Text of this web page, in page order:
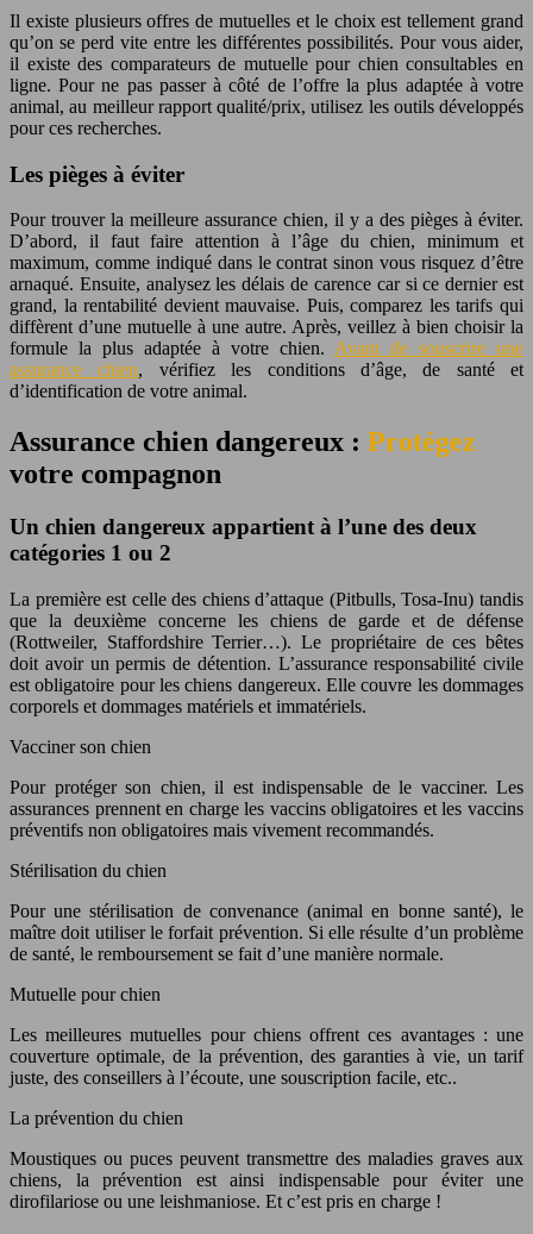
Il existe plusieurs offres de mutuelles et le choix est tellement grand
qu’on se perd vite entre les différentes possibilités. Pour vous aider,
il existe des comparateurs de mutuelle pour chien consultables en
ligne. Pour ne pas passer à côté de l’offre la plus adaptée à votre
animal, au meilleur rapport qualité/prix, utilisez les outils développés
pour ces recherches.
Les pièges à éviter
Pour trouver la meilleure assurance chien, il y a des pièges à éviter.
D’abord, il faut faire attention à l’âge du chien, minimum et
maximum, comme indiqué dans le contrat sinon vous risquez d’être
arnaqué. Ensuite, analysez les délais de carence car si ce dernier est
grand, la rentabilité devient mauvaise. Puis, comparez les tarifs qui
diffèrent d’une mutuelle à une autre. Après, veillez à bien choisir la
formule la plus adaptée à votre chien. Avant de souscrire une
assurance chien, vérifiez les conditions d’âge, de santé et
d’identification de votre animal.
Assurance chien dangereux : Protégez
votre compagnon
Un chien dangereux appartient à l’une des deux
catégories 1 ou 2
La première est celle des chiens d’attaque (Pitbulls, Tosa-Inu) tandis
que la deuxième concerne les chiens de garde et de défense
(Rottweiler, Staffordshire Terrier…). Le propriétaire de ces bêtes
doit avoir un permis de détention. L’assurance responsabilité civile
est obligatoire pour les chiens dangereux. Elle couvre les dommages
corporels et dommages matériels et immatériels.
Vacciner son chien
Pour protéger son chien, il est indispensable de le vacciner. Les
assurances prennent en charge les vaccins obligatoires et les vaccins
préventifs non obligatoires mais vivement recommandés.
Stérilisation du chien
Pour une stérilisation de convenance (animal en bonne santé), le
maître doit utiliser le forfait prévention. Si elle résulte d’un problème
de santé, le remboursement se fait d’une manière normale.
Mutuelle pour chien
Les meilleures mutuelles pour chiens offrent ces avantages : une
couverture optimale, de la prévention, des garanties à vie, un tarif
juste, des conseillers à l’écoute, une souscription facile, etc..
La prévention du chien
Moustiques ou puces peuvent transmettre des maladies graves aux
chiens, la prévention est ainsi indispensable pour éviter une
dirofilariose ou une leishmaniose. Et c’est pris en charge !